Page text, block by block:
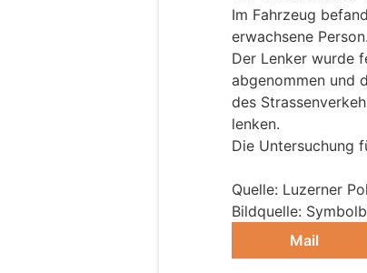
Im Fahrzeug
erwachsene Person.
Der Lenker wurde
abgenommen und
des
lenken.
Die Untersuchung
Quelle: Luzerner
Bildquelle:
Mail